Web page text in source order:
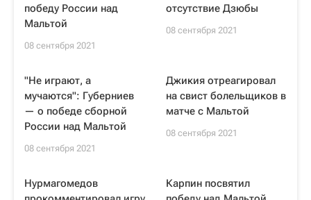
победу России над
Мальтой
08 сентября 2021
отсутствие Дзюбы
08 сентября 2021
"Не играют, а
мучаются": Губерниев
— о победе сборной
России над Мальтой
08 сентября 2021
Джикия отреагировал
на свист болельщиков в
матче с Мальтой
08 сентября 2021
Нурмагомедов
Карпин посвятил